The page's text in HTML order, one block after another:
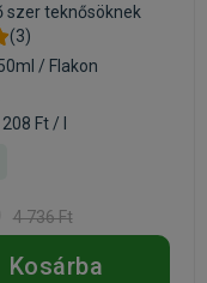
szer teknősöknek
(3)
/ Flakon
Ft / l
4 736 Ft
Kosárba